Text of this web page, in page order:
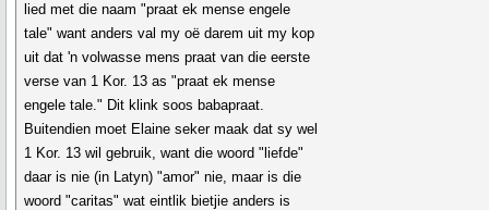
lied met die naam "praat ek mense engele
tale" want anders val my oë darem uit my kop
uit dat 'n volwasse mens praat van die eerste
verse van 1 Kor. 13 as "praat ek mense
engele tale." Dit klink soos babapraat.
Buitendien moet Elaine seker maak dat sy wel
1 Kor. 13 wil gebruik, want die woord "liefde"
daar is nie (in Latyn) "amor" nie, maar is die
woord "caritas" wat eintlik bietjie anders is